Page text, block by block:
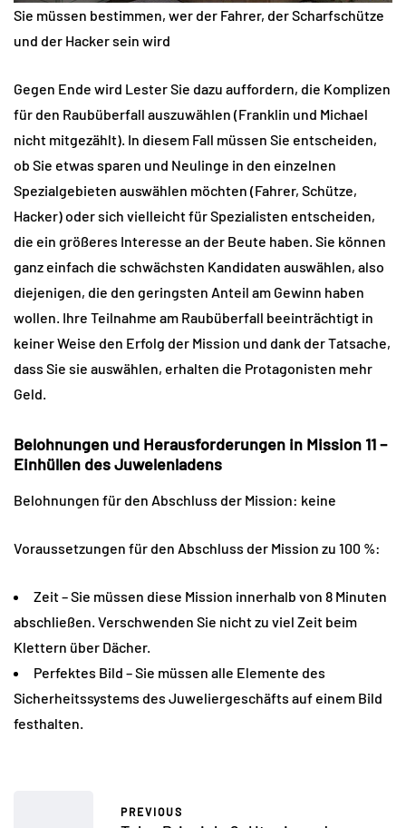
Sie müssen bestimmen, wer der Fahrer, der Scharfschütze
und der Hacker sein wird
Gegen Ende wird Lester Sie dazu auffordern, die Komplizen
für den Raubüberfall auszuwählen (Franklin und Michael
nicht mitgezählt). In diesem Fall müssen Sie entscheiden,
ob Sie etwas sparen und Neulinge in den einzelnen
Spezialgebieten auswählen möchten (Fahrer, Schütze,
Hacker) oder sich vielleicht für Spezialisten entscheiden,
die ein größeres Interesse an der Beute haben. Sie können
ganz einfach die schwächsten Kandidaten auswählen, also
diejenigen, die den geringsten Anteil am Gewinn haben
wollen. Ihre Teilnahme am Raubüberfall beeinträchtigt in
keiner Weise den Erfolg der Mission und dank der Tatsache,
dass Sie sie auswählen, erhalten die Protagonisten mehr
Geld.
Belohnungen und Herausforderungen in Mission 11 –
Einhüllen des Juwelenladens
Belohnungen für den Abschluss der Mission: keine
Voraussetzungen für den Abschluss der Mission zu 100 %:
Zeit – Sie müssen diese Mission innerhalb von 8 Minuten
abschließen. Verschwenden Sie nicht zu viel Zeit beim
Klettern über Dächer.
Perfektes Bild – Sie müssen alle Elemente des
Sicherheitssystems des Juweliergeschäfts auf einem Bild
festhalten.
PREVIOUS